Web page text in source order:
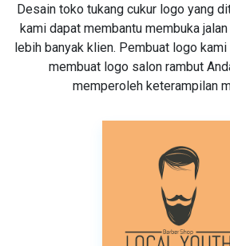
Desain toko tukang cukur logo yang
kami dapat membantu membuka
lebih banyak klien. Pembuat logo
membuat logo salon rambut
memperoleh keterampilan